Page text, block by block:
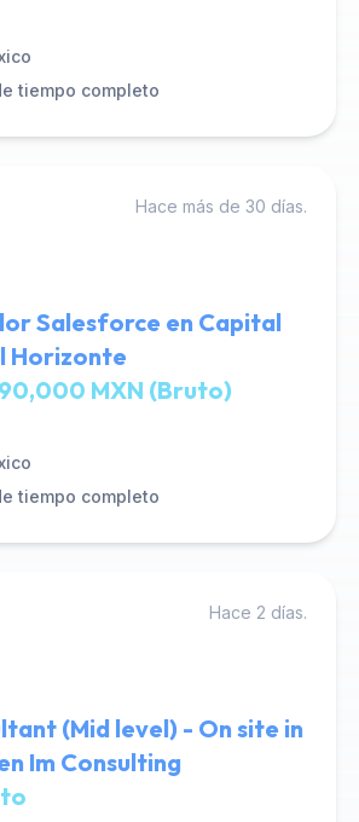
tiempo completo
Hace más de 30 días.
Salesforce en Capital
Horizonte
MXN (Bruto)
tiempo completo
Hace 2 días.
(Mid level) - On site in
Im Consulting